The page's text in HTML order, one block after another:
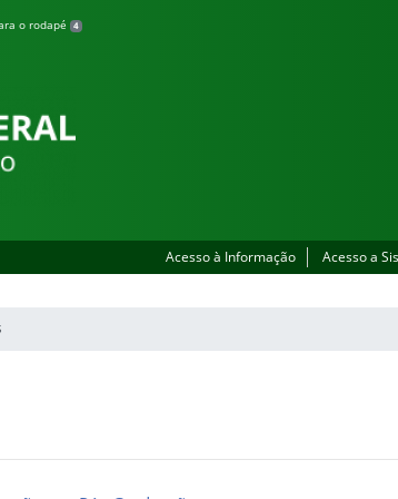
o rodapé 4
Acesso à Informação Acesso a